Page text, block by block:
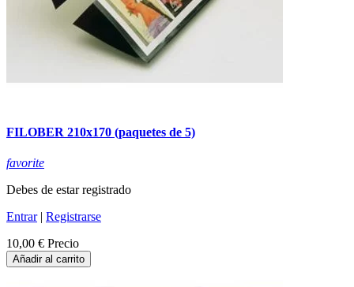
FILOBER 210x170 (paquetes de 5)
favorite
Debes de estar registrado
Entrar| Registrarse
10,00 € Precio
Añadir al carrito